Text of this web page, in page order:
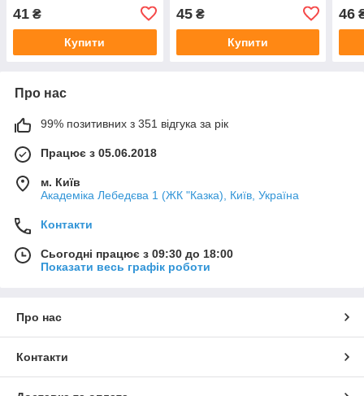
41 ₴
Купити
45₴
Купити
46
Про нас
99% позитивних з 351 відгука за рік
Працює з 05.06.2018
м. Київ
Академіка Лебедєва 1 (ЖК "Казка), Київ, Україна
Контакти
Сьогодні працює з 09:30 до 18:00
Показати весь графік роботи
Про нас
Контакти